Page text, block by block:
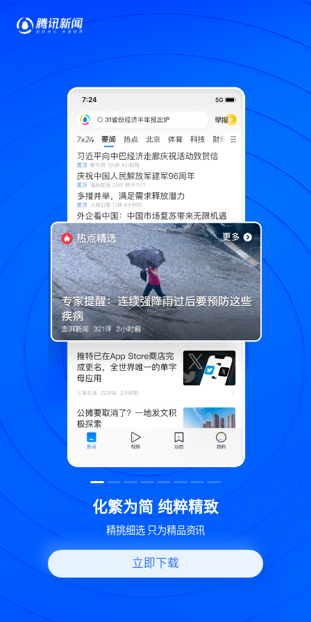
致 世界变化 热问一下
好问题好回答 多元视角看问题
立即下载